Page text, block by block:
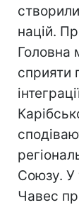
націй.
Головна
сприяти
Союзу. У
Чавес